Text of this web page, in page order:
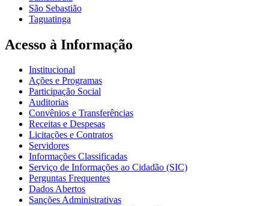
São Sebastião
Taguatinga
Acesso à Informação
Institucional
Ações e Programas
Participação Social
Auditorias
Convênios e Transferências
Receitas e Despesas
Licitações e Contratos
Servidores
Informações Classificadas
Serviço de Informações ao Cidadão (SIC)
Perguntas Frequentes
Dados Abertos
Sanções Administrativas